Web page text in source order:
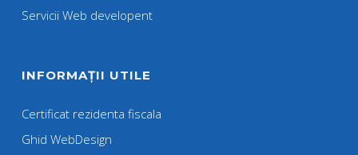
Servicii Web developent
INFORMAȚII UTILE
Certificat rezidenta fiscala
Ghid WebDesign